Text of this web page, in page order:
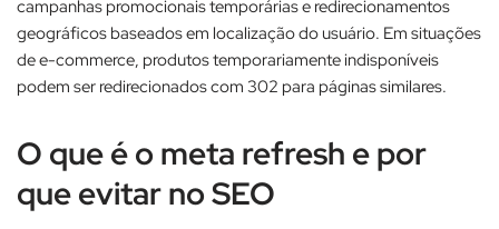
campanhas promocionais temporárias e redirecionamentos
geográficos baseados em localização do usuário. Em situações
de e-commerce, produtos temporariamente indisponíveis
podem ser redirecionados com 302 para páginas similares.
O que é o meta refresh e por
que evitar no SEO